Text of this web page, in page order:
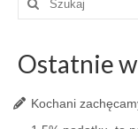
Ostatnie
Kochani